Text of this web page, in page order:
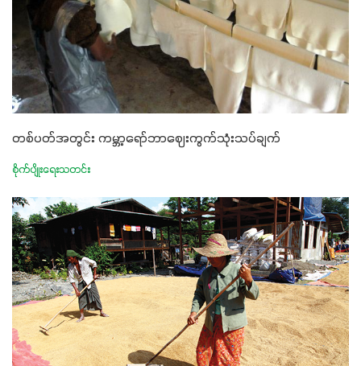
တစ်ပတ်အတွင်း ကမ္ဘာ့ရော်ဘာဈေးကွက်သုံးသပ်ချက်
စိုက်ပျိုးရေးသတင်း